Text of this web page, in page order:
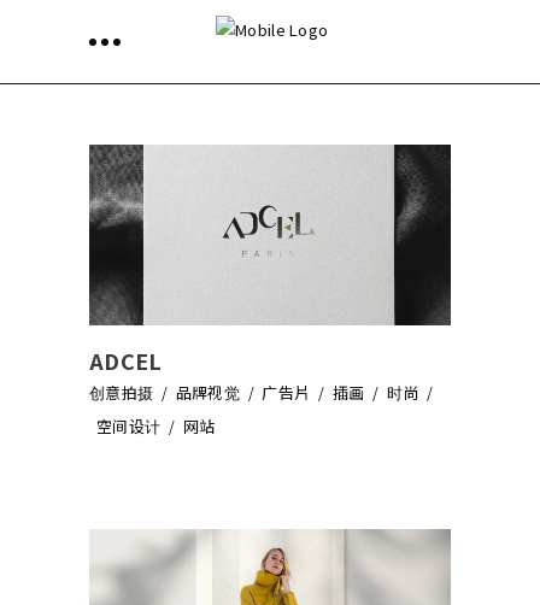
ADCEL
创意拍摄 品牌视觉 广告片 插画
时尚
空间设计
网站